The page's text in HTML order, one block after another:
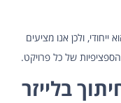
ולכן אנו מציעים
של כל פרויקט.
בלייזר